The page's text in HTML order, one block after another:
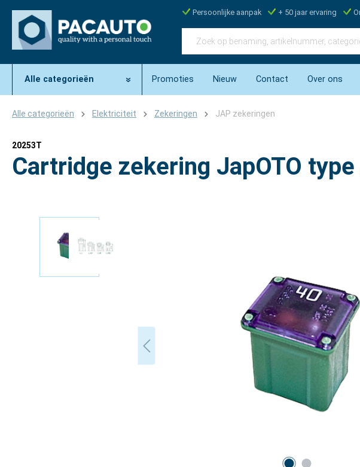
Persoonlijke aanpak + 50 jaar ervaring
Alle categorieën Promoties Nieuw Contact Over ons
Alle categorieën Elektriciteit Zekeringen JAP zekeringen
20253T
Cartridge zekering JapOTO
Afbeeldingengalerij overslaan